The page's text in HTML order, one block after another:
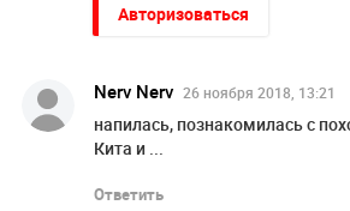
Авторизоваться
Nerv Nerv 26 ноября 2018, 13:21
напилась, познакомилась с
Кита и ...
Ответить